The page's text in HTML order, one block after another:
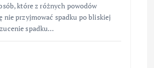
które z różnych powodów
nie przyjmować spadku po bliskiej
spadku…